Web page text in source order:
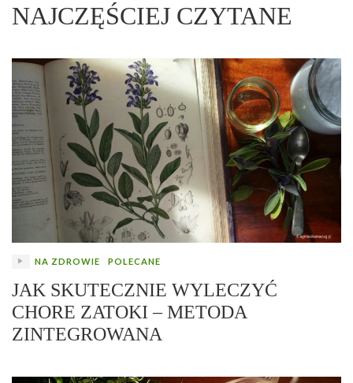
NAJCZĘŚCIEJ CZYTANE
NA ZDROWIE POLECANE
JAK SKUTECZNIE WYLECZYĆ
CHORE ZATOKI – METODA
ZINTEGROWANA